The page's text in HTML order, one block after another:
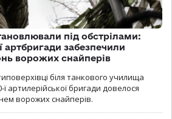
під обстрілами:
артбригади забезпечили
ворожих снайперів
біля танкового училища
ї артилерійської бригади довелося
ворожих снайперів.